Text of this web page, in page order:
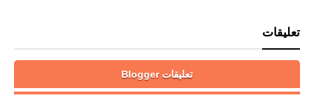
تعليقات
تعليقات Blogger